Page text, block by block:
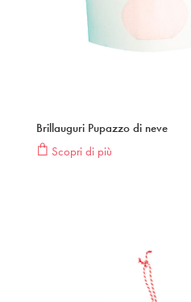
Brillauguri Pupazzo di neve
Scopri di più